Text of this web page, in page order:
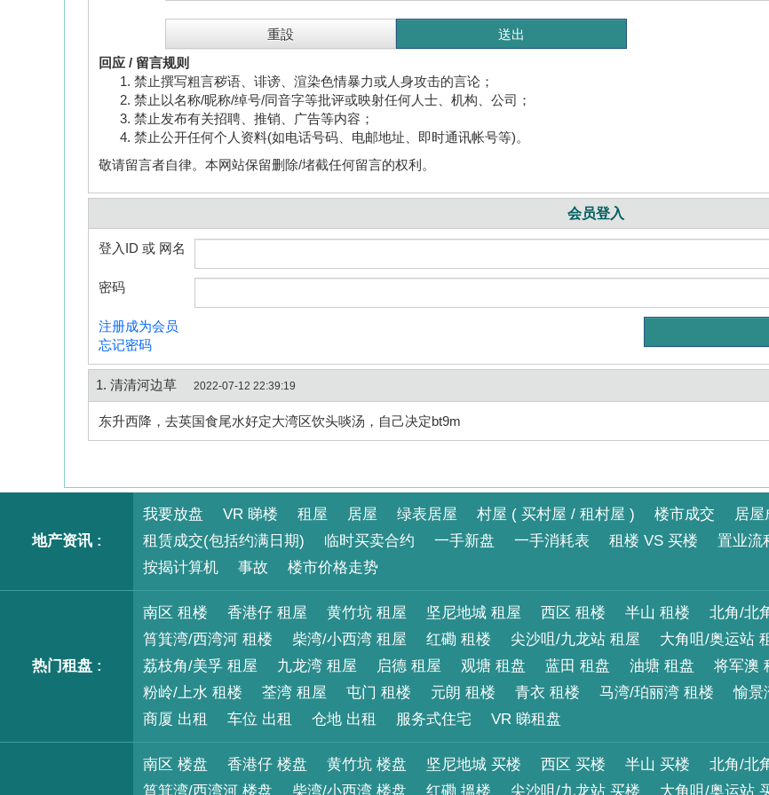
回应 / 留言规则
禁止撰写粗言秽语、诽谤、渲染色情暴力或人身攻击的言论；
禁止以名称/昵称/绰号/同音字等批评或映射任何人士、机构、公司；
禁止发布有关招聘、推销、广告等内容；
禁止公开任何个人资料(如电话号码、电邮地址、即时通讯帐号等)。
敬请留言者自律。本网站保留删除/堵截任何留言的权利。
会员登入
登入ID 或 网名
密码
注册成为会员
忘记密码
1. 清清河边草 2022-07-12 22:39:19
东升西降，去英国食尾水好定大湾区饮头啖汤，自己决定bt9m
地产资讯 :
我要放盘 VR 睇楼 租屋 居屋 绿表居屋 村屋 ( 买村屋 / 租村屋 ) 楼市成交 居屋
租赁成交(包括约满日期)
临时买卖合约 一手新盘 一手消耗表 租楼 VS 买楼 置业流
按揭计算机
事故 楼市价格走势
热门租盘 :
南区 租楼 香港仔 租屋 黄竹坑 租屋 坚尼地城 租屋 西区 租楼 半山 租楼 北角/北
筲箕湾/西湾河 租楼
柴湾/小西湾 租屋 红磡 租楼 尖沙咀/九龙站 租屋 大角咀/奥运站
荔枝角/美孚 租屋
九龙湾 租屋 启德 租屋 观塘 租盘 蓝田 租盘 油塘 租盘 将军澳
粉岭/上水 租楼
荃湾 租屋 屯门 租楼 元朗 租楼 青衣 租楼 马湾/珀丽湾 租楼 愉景
商厦 出租
车位 出租 仓地 出租 服务式住宅 VR 睇租盘
南区 楼盘 香港仔 楼盘 黄竹坑 楼盘 坚尼地城 买楼 西区 买楼 半山 买楼 北角/北
筲箕湾/西湾河 楼盘
柴湾/小西湾 楼盘 红磡 搵楼 尖沙咀/九龙站 买楼 大角咀/奥运站